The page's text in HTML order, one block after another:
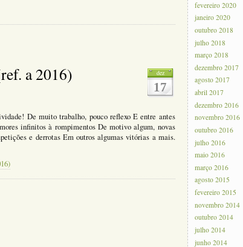
dez
17
a 2016)
De muito trabalho, pouco reflexo E entre antes
infinitos à rompimentos De motivo algum, novas
e derrotas Em outros algumas vitórias a mais.
fevereiro 2020
janeiro 2020
outubro 2018
julho 2018
março 2018
dezembro 2017
agosto 2017
abril 2017
dezembro 2016
novembro 2016
outubro 2016
julho 2016
maio 2016
março 2016
agosto 2015
fevereiro 2015
novembro 2014
outubro 2014
julho 2014
junho 2014